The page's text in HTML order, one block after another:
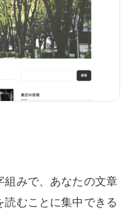
みで、あなたの文章
むことに集中できる